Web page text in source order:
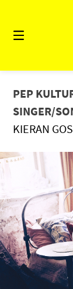
Inhalt
PEP
SINGER/
KIERAN